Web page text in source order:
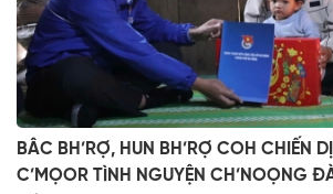
BÂC BH’RỢ, HUN BH’RỢ COH CHIẾN
C’MỌOR TÌNH NGUYỆN CH’NOỌNG